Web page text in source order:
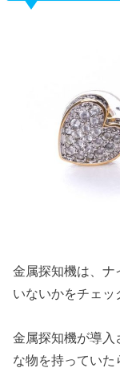
金属探知機は、ナ
いないかをチェッ
金属探知機が導入
な物を持ってい